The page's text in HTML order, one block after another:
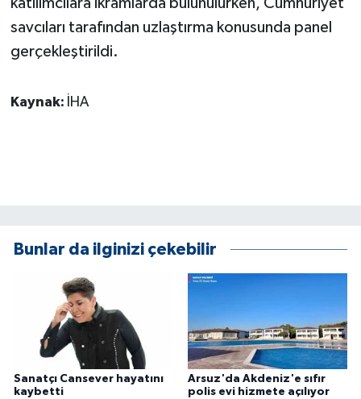
savcıları tarafından uzlaştırma konusunda panel
gerçekleştirildi.
Kaynak: İHA
Bunlar da ilginizi çekebilir
Sanatçı Cansever hayatını
kaybetti
Arsuz'da Akdeniz'e sıfır
polis evi hizmete açılıyor
Sağlık
ÜLKE GÜNDEMİ
YAŞAM
YEREL
Yerel Haberler